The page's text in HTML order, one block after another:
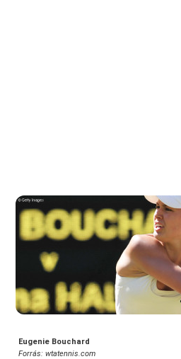
Eugenie Bouchard
Forrás: wtatennis.com